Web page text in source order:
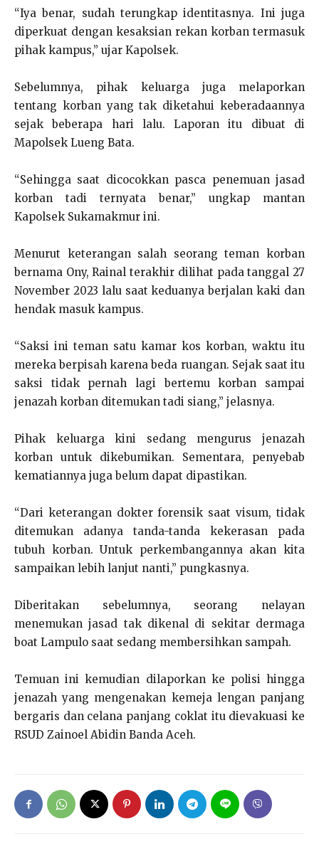
“Iya benar, sudah terungkap identitasnya. Ini juga
diperkuat dengan kesaksian rekan korban termasuk
pihak kampus,” ujar Kapolsek.
Sebelumnya, pihak keluarga juga melaporkan
tentang korban yang tak diketahui keberadaannya
sejak beberapa hari lalu. Laporan itu dibuat di
Mapolsek Lueng Bata.
“Sehingga saat dicocokkan pasca penemuan jasad
korban tadi ternyata benar,” ungkap mantan
Kapolsek Sukamakmur ini.
Menurut keterangan salah seorang teman korban
bernama Ony, Rainal terakhir dilihat pada tanggal 27
November 2023 lalu saat keduanya berjalan kaki dan
hendak masuk kampus.
“Saksi ini teman satu kamar kos korban, waktu itu
mereka berpisah karena beda ruangan. Sejak saat itu
saksi tidak pernah lagi bertemu korban sampai
jenazah korban ditemukan tadi siang,” jelasnya.
Pihak keluarga kini sedang mengurus jenazah
korban untuk dikebumikan. Sementara, penyebab
kematiannya juga belum dapat dipastikan.
“Dari keterangan dokter forensik saat visum, tidak
ditemukan adanya tanda-tanda kekerasan pada
tubuh korban. Untuk perkembangannya akan kita
sampaikan lebih lanjut nanti,” pungkasnya.
Diberitakan sebelumnya, seorang nelayan
menemukan jasad tak dikenal di sekitar dermaga
boat Lampulo saat sedang membersihkan sampah.
Temuan ini kemudian dilaporkan ke polisi hingga
jenazah yang mengenakan kemeja lengan panjang
bergaris dan celana panjang coklat itu dievakuasi ke
RSUD Zainoel Abidin Banda Aceh.